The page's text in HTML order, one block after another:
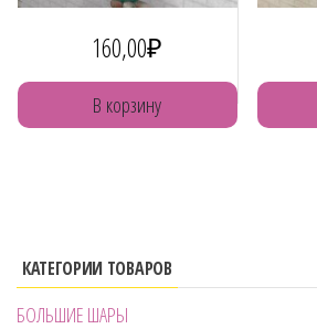
160,00₽
В корзину
КАТЕГОРИИ ТОВАРОВ
БОЛЬШИЕ ШАРЫ